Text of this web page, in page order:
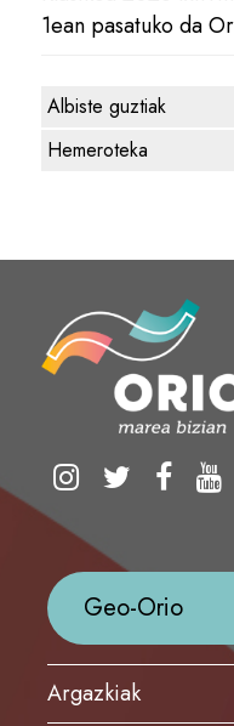
1ean pasatuko da
Albiste guztiak
Hemeroteka
Geo-Orio
Argazkiak